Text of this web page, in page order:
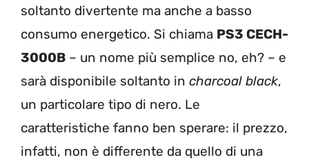
soltanto divertente ma anche a basso
consumo energetico. Si chiama PS3 CECH-
3000B – un nome più semplice no, eh? – e
sarà disponibile soltanto in charcoal black,
un particolare tipo di nero. Le
caratteristiche fanno ben sperare: il prezzo,
infatti, non è differente da quello di una